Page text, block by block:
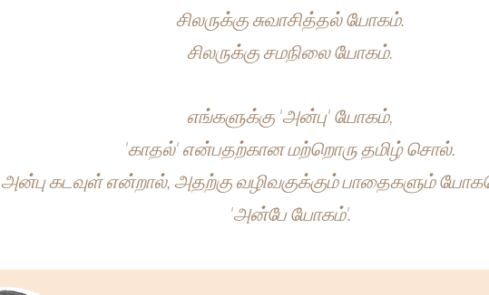
சிலருக்கு சுவாசித்தல் யோகம்.
சிலருக்கு சமநிலை யோகம்.
எங்களுக்கு 'அன்பு' யோகம்,
'காதல்' என்பதற்கான மற்றொரு தமிழ் சொல்.
அன்பு கடவுள் என்றால், அதற்கு வழிவகுக்கும் பாதைகளும்
'அன்பே யோகம்'.